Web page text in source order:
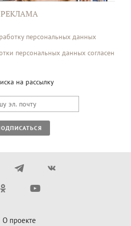
РЕКЛАМА
персональных данных
персональных данных согласен
на рассылку
О проекте